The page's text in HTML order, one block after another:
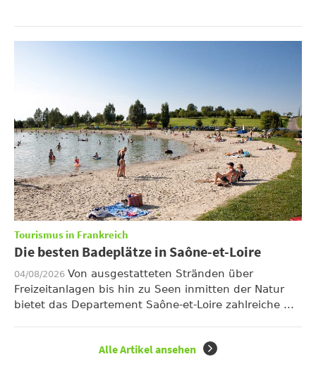
Tourismus in Frankreich
Die besten Badeplätze in Saône-et-Loire
04/08/2026 Von ausgestatteten Stränden über
Freizeitanlagen bis hin zu Seen inmitten der Natur
bietet das Departement Saône-et-Loire zahlreiche ...
Alle Artikel ansehen